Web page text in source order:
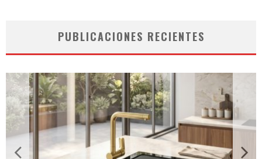
PUBLICACIONES RECIENTES